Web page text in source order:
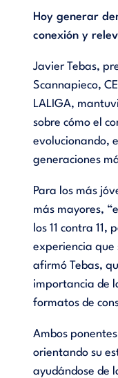
Hoy generar
conexión y
Javier Tebas,
Scannapieco,
LALIGA,
sobre cómo el
evolucionando,
generaciones
Para los más
más mayores,
los 11 contra
experiencia que
afirmó Tebas,
importancia de
formatos de
Ambos
orientando su
ayudándose de